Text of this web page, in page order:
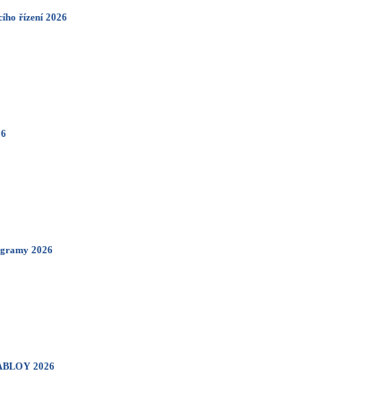
řízení 2026
2026
2026